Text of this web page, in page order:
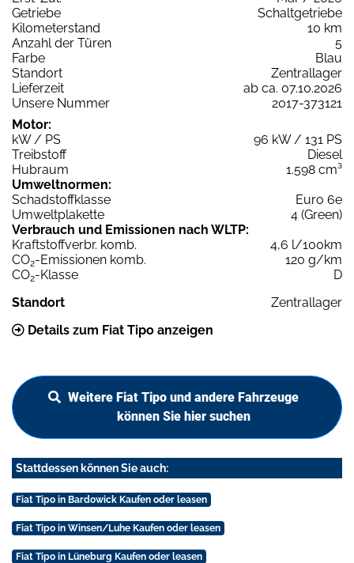
Getriebe
Schaltgetriebe
Kilometerstand
10 km
Anzahl der Türen
5
Farbe
Blau
Standort
Zentrallager
Lieferzeit
ab ca. 07.10.2026
Unsere Nummer
2017-373121
Motor:
kW / PS
96 kW / 131 PS
Treibstoff
Diesel
Hubraum
1.598 cm³
Umweltnormen:
Schadstoffklasse
Euro 6e
Umweltplakette
4 (Green)
Verbrauch und Emissionen nach WLTP:
Kraftstoffverbr. komb.
4,6 l/100km
CO2-Emissionen komb.
120 g/km
CO2-Klasse
D
Standort
Zentrallager
Details zum Fiat Tipo anzeigen
Weitere Fiat Tipo und andere Fahrzeuge
können Sie hier suchen
Stattdessen können Sie auch:
Fiat Tipo in Bardowick Kaufen oder leasen
Fiat Tipo in Winsen/Luhe Kaufen oder leasen
Fiat Tipo in Lüneburg Kaufen oder leasen